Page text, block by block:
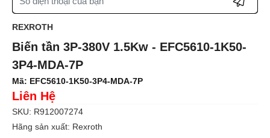
REXROTH
Biến tần 3P-380V 1.5Kw - EFC5610-1K50-
3P4-MDA-7P
Mã: EFC5610-1K50-3P4-MDA-7P
Liên Hệ
SKU: R912007274
Hãng sản xuất: Rexroth